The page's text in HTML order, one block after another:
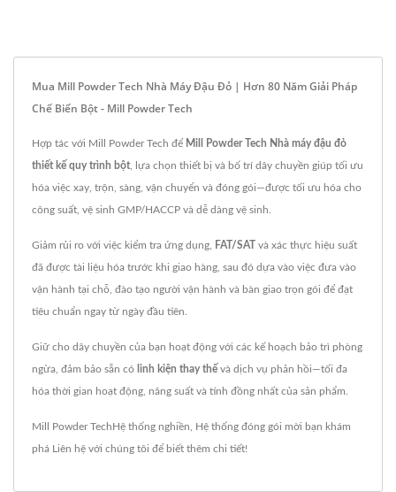
Mua Mill Powder Tech Nhà Máy Đậu Đỏ | Hơn 80 Năm Giải Pháp
Chế Biến Bột - Mill Powder Tech
Hợp tác với Mill Powder Tech để Mill Powder Tech Nhà máy đậu đỏ
thiết kế quy trình bột, lựa chọn thiết bị và bố trí dây chuyền giúp tối ưu
hóa việc xay, trộn, sàng, vận chuyển và đóng gói—được tối ưu hóa cho
công suất, vệ sinh GMP/HACCP và dễ dàng vệ sinh.
Giảm rủi ro với việc kiểm tra ứng dụng, FAT/SAT và xác thực hiệu suất
đã được tài liệu hóa trước khi giao hàng, sau đó dựa vào việc đưa vào
vận hành tại chỗ, đào tạo người vận hành và bàn giao trọn gói để đạt
tiêu chuẩn ngay từ ngày đầu tiên.
Giữ cho dây chuyền của bạn hoạt động với các kế hoạch bảo trì phòng
ngừa, đảm bảo sẵn có linh kiện thay thế và dịch vụ phản hồi—tối đa
hóa thời gian hoạt động, năng suất và tính đồng nhất của sản phẩm.
Mill Powder TechHệ thống nghiền Hệ thống đóng gói mời bạn khám
phá Liên hệ với chúng tôi để biết thêm chi tiết!